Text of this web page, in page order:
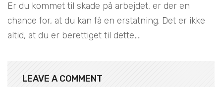
Er du kommet til skade på arbejdet, er der en
chance for, at du kan få en erstatning. Det er ikke
altid, at du er berettiget til dette,...
LEAVE A COMMENT